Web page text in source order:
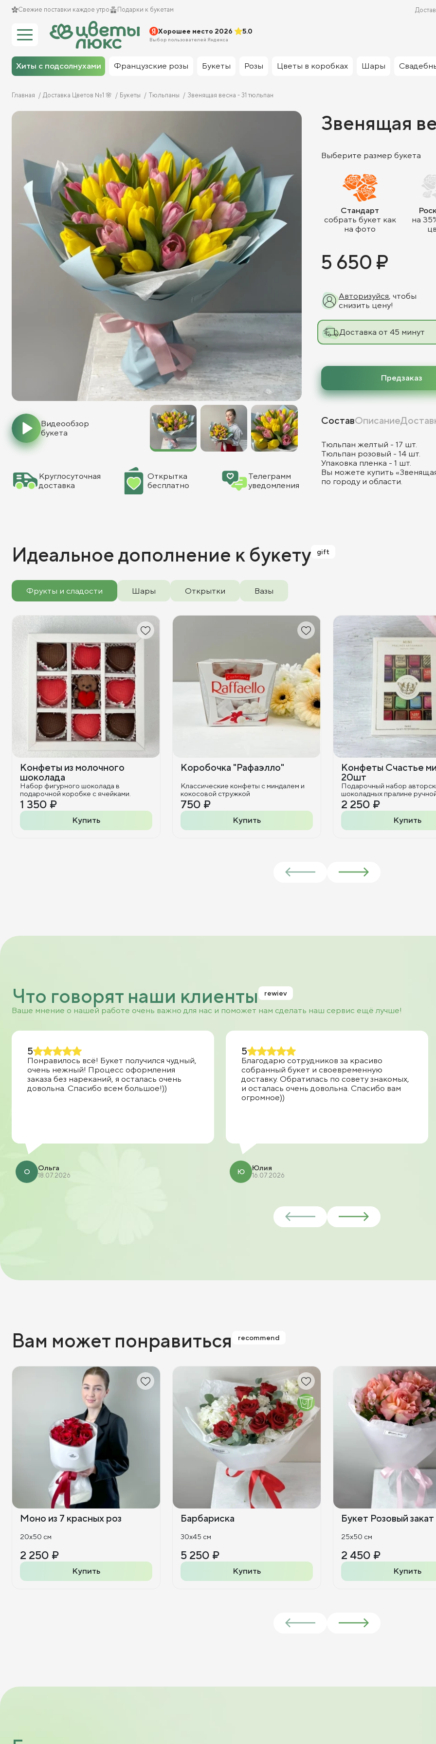
Свежие поставки каждое утро Подарки к букетам
Хорошее место 2026 5.0
Выбор пользователей Яндекса
Хиты с подсолнухами Французские розы Букеты Розы Цветы в коробках Шары
Главная Доставка Цветов №1 🌸 Букеты Тюльпаны Звенящая весна - 31 тюльпан
Видеообзор
букета
Круглосуточная
доставка
Открытка
бесплатно
Телеграмм
уведомления
Звенящая
Выберите размер букета
Стандарт
собрать букет как
на фото
на
5 650 ₽
Авторизуйся, чтобы
снизить цену!
Доставка от 45 минут
Предзаказ
СоставОписание
Тюльпан желтый - 17 шт.
Тюльпан розовый - 14 шт.
Упаковка пленка - 1 шт.
Вы можете купить
по городу и области.
Идеальное дополнение к букету gift
Фрукты и сладости Шары Открытки Вазы
Конфеты из молочного
шоколада
Набор фигурного шоколада в
подарочной коробке с ячейками.
1 350 ₽
Купить
Коробочка "Рафаэлло"
Классические конфеты с миндалем и
кокосовой стружкой
750 ₽
Купить
Конфеты Счастье
20шт
Подарочный набор
шоколадных пралине
2 250 ₽
Купить
Что говорят наши клиенты rewiev
Ваше мнение о нашей работе очень важно для нас и поможет нам сделать наш сервис ещё лучше!
5
Понравилось всё! Букет получился чудный,
очень нежный! Процесс оформления
заказа без нареканий, я осталась очень
довольна. Спасибо всем большое!))
О Ольга
18.07.2026
5
Благодарю сотрудников за красиво
собранный букет и своевременную
доставку. Обратилась по совету знакомых,
и осталась очень довольна. Спасибо вам
огромное))
Ю Юлия
16.07.2026
Вам может понравиться recommend
Моно из 7 красных роз
20x50 см
2 250 ₽
Купить
Барбариска
30x45 см
5 250 ₽
Купить
Букет Розовый закат
25x50 см
2 450 ₽
Купить